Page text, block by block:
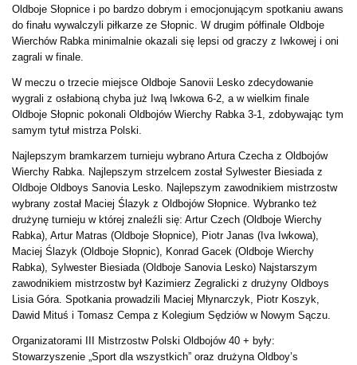
Oldboje Słopnice i po bardzo dobrym i emocjonującym spotkaniu awans
do finału wywalczyli piłkarze ze Słopnic. W drugim półfinale Oldboje
Wierchów Rabka minimalnie okazali się lepsi od graczy z Iwkowej i oni
zagrali w finale.
W meczu o trzecie miejsce Oldboje Sanovii Lesko zdecydowanie
wygrali z osłabioną chyba już Iwą Iwkowa 6-2, a w wielkim finale
Oldboje Słopnic pokonali Oldbojów Wierchy Rabka 3-1, zdobywając tym
samym tytuł mistrza Polski.
Najlepszym bramkarzem turnieju wybrano Artura Czecha z Oldbojów
Wierchy Rabka. Najlepszym strzelcem został Sylwester Biesiada z
Oldboje Oldboys Sanovia Lesko. Najlepszym zawodnikiem mistrzostw
wybrany został Maciej Ślazyk z Oldbojów Słopnice. Wybranko też
drużynę turnieju w której znaleźli się: Artur Czech (Oldboje Wierchy
Rabka), Artur Matras (Oldboje Słopnice), Piotr Janas (Iva Iwkowa),
Maciej Ślazyk (Oldboje Słopnic), Konrad Gacek (Oldboje Wierchy
Rabka), Sylwester Biesiada (Oldboje Sanovia Lesko) Najstarszym
zawodnikiem mistrzostw był Kazimierz Zegralicki z drużyny Oldboys
Lisia Góra. Spotkania prowadzili Maciej Młynarczyk, Piotr Koszyk,
Dawid Mituś i Tomasz Cempa z Kolegium Sędziów w Nowym Sączu.
Organizatorami III Mistrzostw Polski Oldbojów 40 + były:
Stowarzyszenie „Sport dla wszystkich” oraz drużyna Oldboy’s